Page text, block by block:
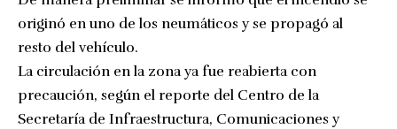
originó en uno de los neumáticos y se propagó al
resto del vehículo.
La circulación en la zona ya fue reabierta con
precaución, según el reporte del Centro de la
Secretaría de Infraestructura, Comunicaciones y